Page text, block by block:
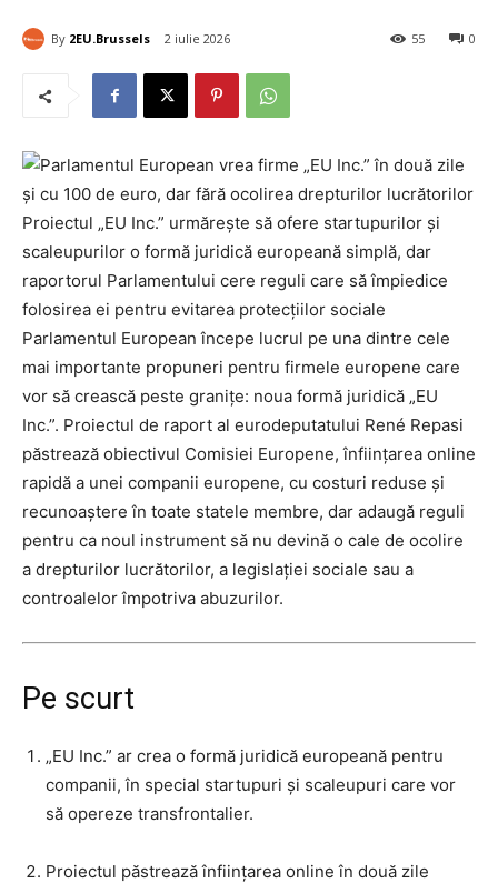
By 2EU.Brussels 2 iulie 2026 0
55
Proiectul „EU Inc.” urmărește să ofere startupurilor și
scaleupurilor o formă juridică europeană simplă, dar
raportorul Parlamentului cere reguli care să împiedice
folosirea ei pentru evitarea protecțiilor sociale
Parlamentul European începe lucrul pe una dintre cele
mai importante propuneri pentru firmele europene care
vor să crească peste granițe: noua formă juridică „EU
Inc.”. Proiectul de raport al eurodeputatului René Repasi
păstrează obiectivul Comisiei Europene, înființarea online
rapidă a unei companii europene, cu costuri reduse și
recunoaștere în toate statele membre, dar adaugă reguli
pentru ca noul instrument să nu devină o cale de ocolire
a drepturilor lucrătorilor, a legislației sociale sau a
controalelor împotriva abuzurilor.
Pe scurt
„EU Inc.” ar crea o formă juridică europeană pentru
companii, în special startupuri și scaleupuri care vor
să opereze transfrontalier.
Proiectul păstrează înființarea online în două zile